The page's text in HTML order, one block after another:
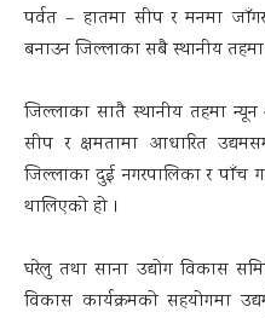
पर्वत – हातमा सीप र मनमा
बनाउन जिल्लाका सबै स्थानीय
जिल्लाका सातै स्थानीय तहमा
सीप र क्षमतामा आधारित
जिल्लाका दुई नगरपालिका र पाँच
थालिएको हो ।
घरेलु तथा साना उद्योग विकास
विकास कार्यक्रमको सहयोगमा